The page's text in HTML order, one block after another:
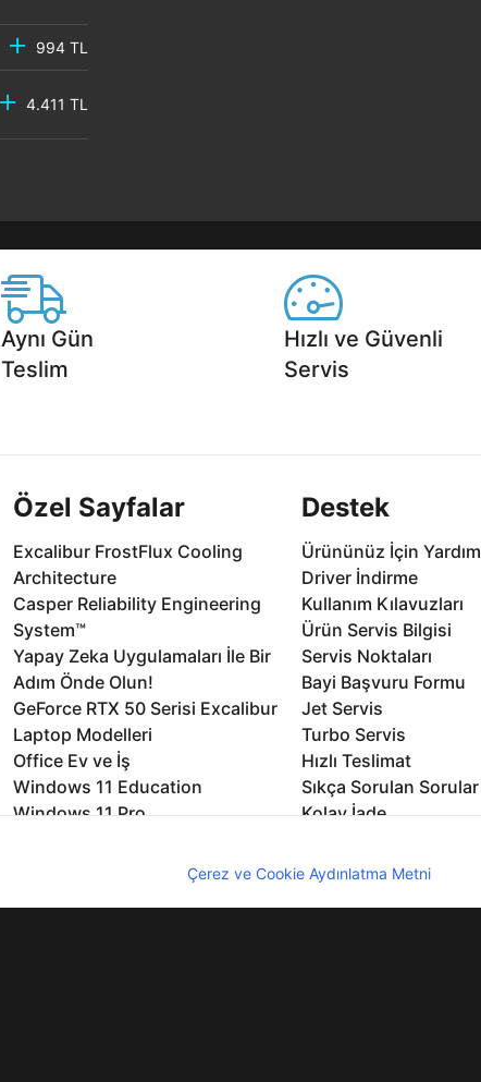
994 TL
4.411 TL
Aynı Gün
Teslim
Hızlı ve Güvenli
Servis
Özel Sayfalar
Excalibur FrostFlux Cooling
Architecture
Casper Reliability Engineering
System™
Yapay Zeka Uygulamaları İle Bir
Adım Önde Olun!
GeForce RTX 50 Serisi Excalibur
Laptop Modelleri
Office Ev ve İş
Windows 11 Education
Windows 11 Pro
Destek
Ürününüz İçin Yardım
Driver İndirme
Kullanım Kılavuzları
Ürün Servis Bilgisi
Servis Noktaları
Bayi Başvuru Formu
Jet Servis
Turbo Servis
Hızlı Teslimat
Sıkça Sorulan Sorular
Kolay İade
Yedek Parçalar
Çerez ve Cookie Aydınlatma Metni